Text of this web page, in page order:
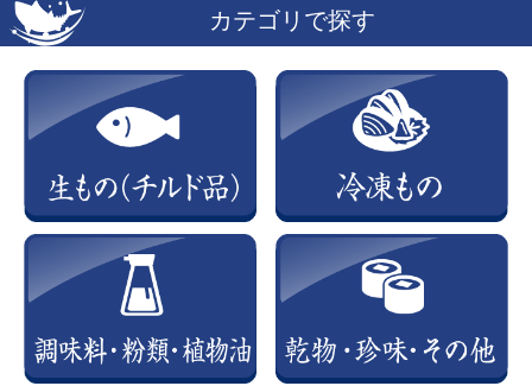
カテゴリで探す